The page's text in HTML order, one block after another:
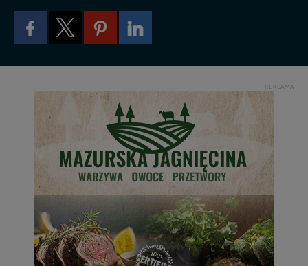
REKLAMA
Dziękujemy, i życzmy miłego odkrywania Mazur na
nowo...